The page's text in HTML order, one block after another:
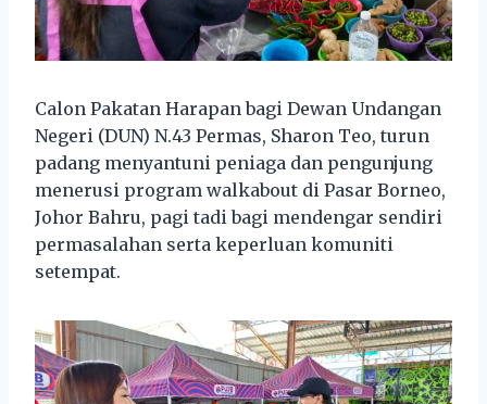
Calon Pakatan Harapan bagi Dewan Undangan
Negeri (DUN) N.43 Permas, Sharon Teo, turun
padang menyantuni peniaga dan pengunjung
menerusi program walkabout di Pasar Borneo,
Johor Bahru, pagi tadi bagi mendengar sendiri
permasalahan serta keperluan komuniti
setempat.